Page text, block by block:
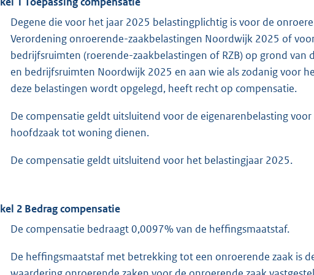
Degene die voor het jaar 2025 belastingplichtig is voor de
Verordening onroerende-zaakbelastingen Noordwijk 2025 of
bedrijfsruimten (roerende-zaakbelastingen of RZB) op grond
en bedrijfsruimten Noordwijk 2025 en aan wie als zodanig voor
deze belastingen wordt opgelegd, heeft recht op compensatie.
De compensatie geldt uitsluitend voor de eigenarenbelasting
hoofdzaak tot woning dienen.
De compensatie geldt uitsluitend voor het belastingjaar 2025.
2 Bedrag compensatie
De compensatie bedraagt 0,0097% van de heffingsmaatstaf.
De heffingsmaatstaf met betrekking tot een onroerende zaak is